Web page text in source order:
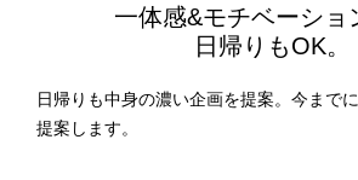
一体感&モチベーショ
日帰りもOK。
日帰りも中身の濃い企画を提案。今まで
提案します。